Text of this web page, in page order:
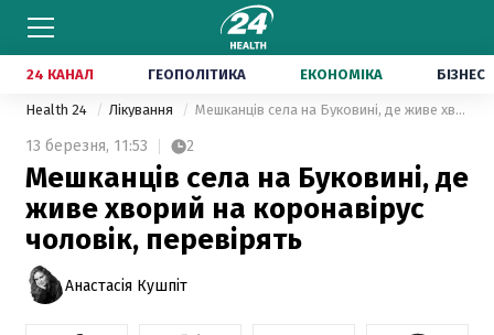
24 КАНАЛ ГЕОПОЛІТИКА ЕКОНОМІКА БІЗНЕС
Health 24 Лікування Мешканців села на Буковині, де живе хворий на коронавірус чоловік, перевірять
13 березня, 11:53 2
Мешканців села на Буковині, де
живе хворий на коронавірус
чоловік, перевірять
Анастасія Кушпіт